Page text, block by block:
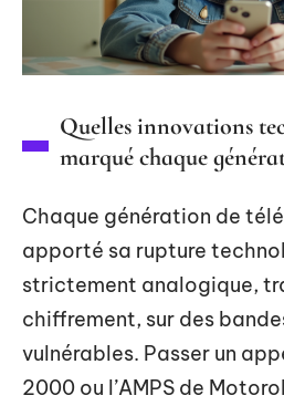
Quelles innovations
marqué chaque
Chaque génération de
apporté sa rupture
strictement analogique,
chiffrement, sur des
vulnérables. Passer un
2000 ou l’AMPS de